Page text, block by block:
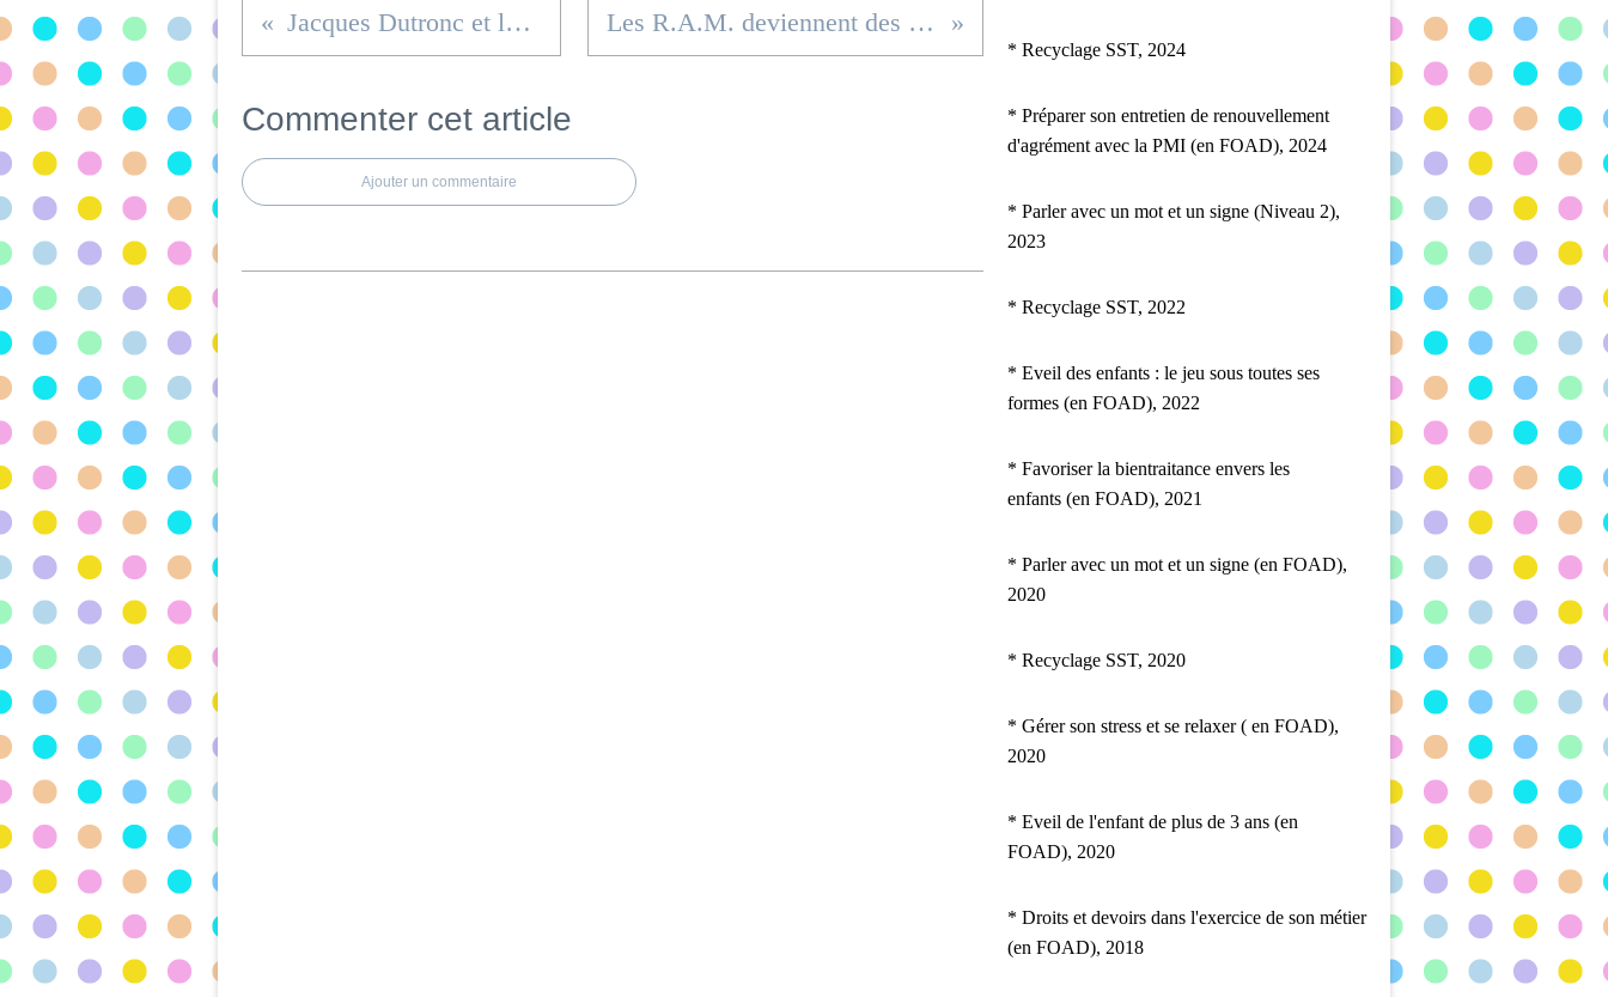
Jacques Dutronc et la flûte Les R.A.M. deviennent des R.P.E.
Commenter cet article
Ajouter un commentaire
* Recyclage SST, 2024
* Préparer son entretien de renouvellement
d'agrément avec la PMI (en FOAD), 2024
* Parler avec un mot et un signe (Niveau 2),
2023
* Recyclage SST, 2022
* Eveil des enfants : le jeu sous toutes ses
formes (en FOAD), 2022
* Favoriser la bientraitance envers les
enfants (en FOAD), 2021
* Parler avec un mot et un signe (en FOAD),
2020
* Recyclage SST, 2020
* Gérer son stress et se relaxer ( en FOAD),
2020
* Eveil de l'enfant de plus de 3 ans (en
FOAD), 2020
* Droits et devoirs dans l'exercice de son métier
(en FOAD), 2018